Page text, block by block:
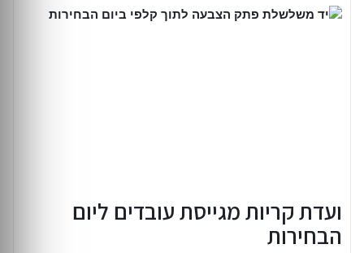
ועדת קריות מגייסת עובדים ליום
הבחירות